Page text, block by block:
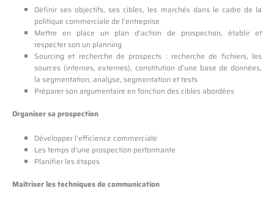
Définir ses objectifs, ses cibles, les marchés dans le cadre de la
politique commerciale de l’entreprise
Mettre en place un plan d’action de prospection, établir et
respecter son un planning
Sourcing et recherche de prospects : recherche de fichiers, les
sources (internes, externes), constitution d’une base de données,
la segmentation, analyse, segmentation et tests
Préparer son argumentaire en fonction des cibles abordées
Organiser sa prospection
Développer l’efficience commerciale
Les temps d’une prospection performante
Planifier les étapes
Maîtriser les techniques de communication